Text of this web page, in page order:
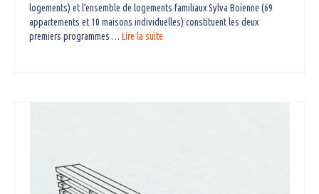
logements) et l’ensemble de logements familiaux Sylva Boïenne (69
appartements et 10 maisons individuelles) constituent les deux
premiers programmes … Lire la suite­­